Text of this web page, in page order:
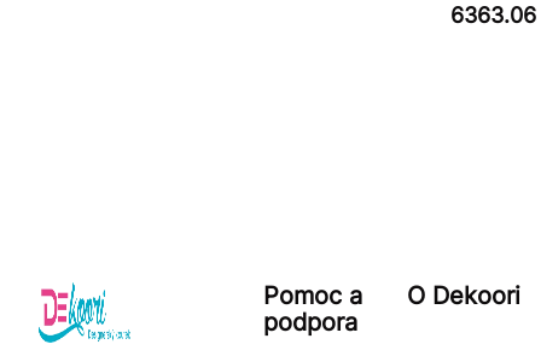
6363.06
Pomoc a
podpora
O Dekoori